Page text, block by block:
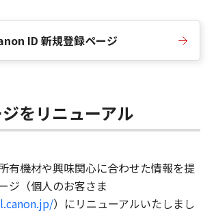
ID 新規登録ページ
をリニューアル
有機材や興味関心に合わせた情報を提
ジ（個人のお客さま
）にリニューアルいたしまし